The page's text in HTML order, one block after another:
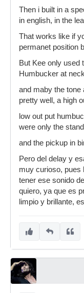
Then i built in a
in english, in the
That works like if
permanet position
But Kee only used
Humbucker at
and maby the tone
pretty well, a high
low out put
were only the
and the pickup in
Pero del delay y
muy curioso, pues
tener ese sonido
quiero, ya que es
limpio y brillante,